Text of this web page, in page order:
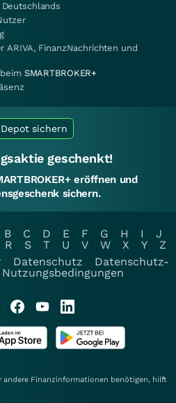
ARIVA, FinanzNachrichten und
SMARTBROKER+
sichern
geschenkt!
eröffnen und
sichern.
B C D E F G H I
J
R S T U V W X Y
Z
Datenschutz
Datenschutz-
Nutzungsbedingungen
andere Finanzinformationen benötigen, hilft